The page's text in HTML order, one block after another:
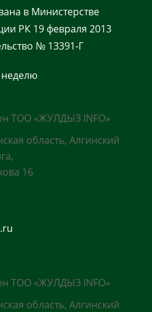
в Министерстве
РК 19 февраля 2013
№ 13391-Г
неделю
ТОО «ЖУЛДЫЗ INFO»
область, Алгинский
16
ТОО «ЖУЛДЫЗ INFO»
область, Алгинский